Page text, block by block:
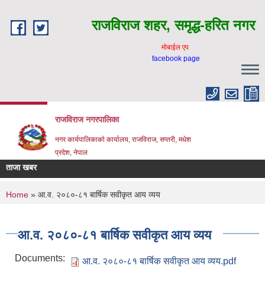
राजविराज शहर, समृद्ध-हरित नगर
माेबाईल एप
facebook page
राजविराज नगरपालिका
नगर कार्यपालिकाकाे कार्यालय, राजविराज, सप्तरी, मधेश
प्रदेश, नेपाल
ताजा खबर
You are here
Home » आ.व. २०८०-८१ बार्षिक सवीकृत आय व्यय
आ.व. २०८०-८१ बार्षिक सवीकृत आय व्यय
Documents: आ.व. २०८०-८१ बार्षिक सवीकृत आय व्यय.pdf